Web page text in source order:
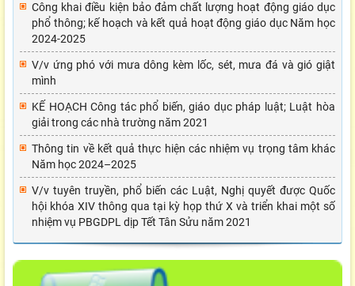
Công khai điều kiện bảo đảm chất lượng hoạt động giáo dục
phổ thông; kế hoạch và kết quả hoạt động giáo dục Năm học
2024-2025
V/v ứng phó với mưa dông kèm lốc, sét, mưa đá và gió giật
mình
KẾ HOẠCH Công tác phổ biến, giáo dục pháp luật; Luật hòa
giải trong các nhà trường năm 2021
Thông tin về kết quả thực hiện các nhiệm vụ trọng tâm khác
Năm học 2024–2025
V/v tuyên truyền, phổ biến các Luật, Nghị quyết được Quốc
hội khóa XIV thông qua tại kỳ họp thứ X và triển khai một số
nhiệm vụ PBGDPL dịp Tết Tân Sửu năm 2021